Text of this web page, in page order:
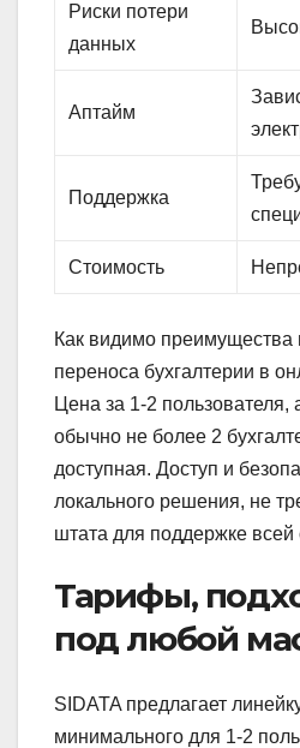
Риски потери
данных
Аптайм
Поддержка
Стоимость
Как видимо
переноса бухгалтерии в
Цена за 1-2 пользователя,
обычно не более 2
доступная. Доступ и
локального решения, не
штата для поддержке всей
Тарифы,
под любой
SIDATA предлагает
минимального для 1-2